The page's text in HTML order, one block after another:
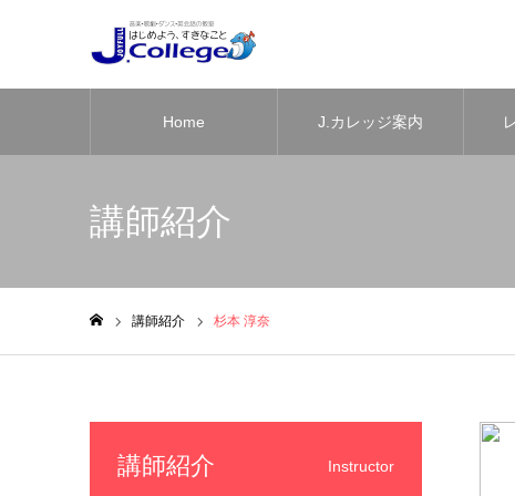
Home J.カレッジ案内
講師紹介
講師紹介 杉本 淳奈
講師紹介 Instructor